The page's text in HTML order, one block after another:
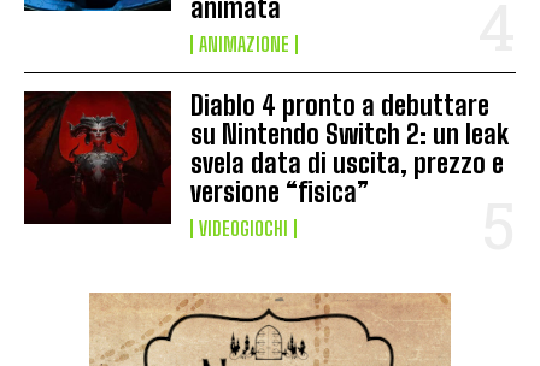
animata
ANIMAZIONE
Diablo 4 pronto a debuttare
su Nintendo Switch 2: un leak
svela data di uscita, prezzo e
versione “fisica”
VIDEOGIOCHI